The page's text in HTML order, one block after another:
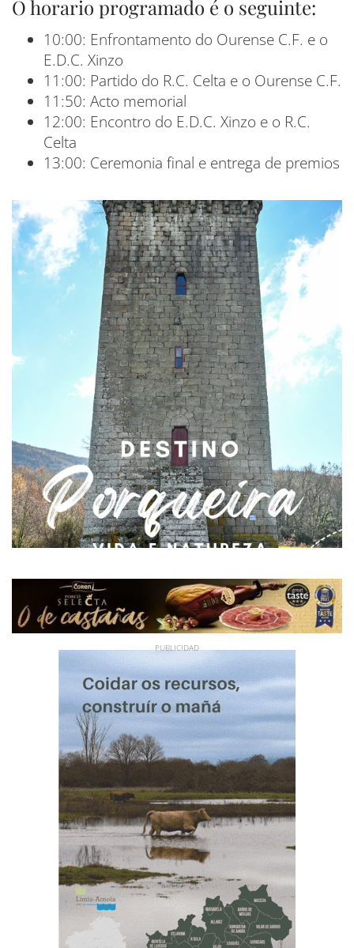
O horario programado é o seguinte:
10:00: Enfrontamento do Ourense C.F. e o
E.D.C. Xinzo
11:00: Partido do R.C. Celta e o Ourense C.F.
11:50: Acto memorial
12:00: Encontro do E.D.C. Xinzo e o R.C.
Celta
13:00: Ceremonia final e entrega de premios